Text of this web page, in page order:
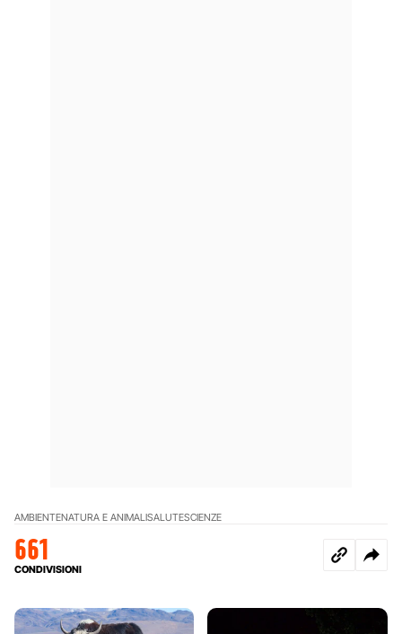
AMBIENTENATURA E ANIMALISALUTESCIENZE
661
CONDIVISIONI